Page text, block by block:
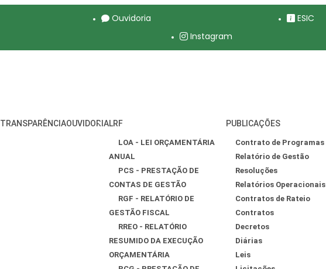
Ouvidoria ESIC
Instagram
TRANSPARÊNCIAOUVIDORIALRF
LOA - LEI ORÇAMENTÁRIA
ANUAL
PCS - PRESTAÇÃO DE
CONTAS DE GESTÃO
RGF - RELATÓRIO DE
GESTÃO FISCAL
RREO - RELATÓRIO
RESUMIDO DA EXECUÇÃO
ORÇAMENTÁRIA
PUBLICAÇÕES
Contrato de Programas
Relatório de Gestão
Resoluções
Relatórios Operacionais
Contratos de Rateio
Contratos
Decretos
Diárias
Leis